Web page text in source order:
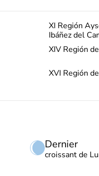
XI Región
Ibáñez del
XIV Región
XVI Región
Dernier
croissant de